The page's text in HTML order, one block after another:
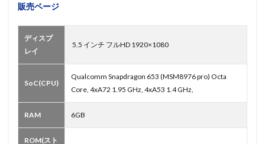
販売ページ
ディスプ
レイ
5.5 インチ フルHD 1920×1080
SoC(CPU)
Qualcomm Snapdragon 653 (MSM8976 pro) Octa
Core, 4xA72 1.95 GHz, 4xA53 1.4 GHz,
RAM 6GB
ROM(スト